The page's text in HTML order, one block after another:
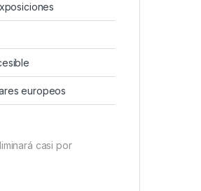
europeos
casi por